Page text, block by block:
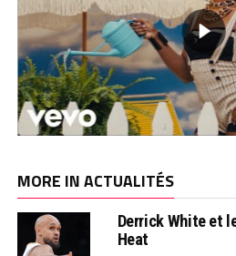
MORE IN ACTUALITÉS
Derrick White et
Heat